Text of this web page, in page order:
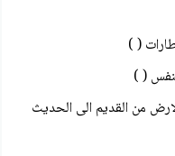
من القديم الى الحديث